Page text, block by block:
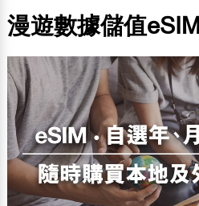
漫遊數據儲值eSIM